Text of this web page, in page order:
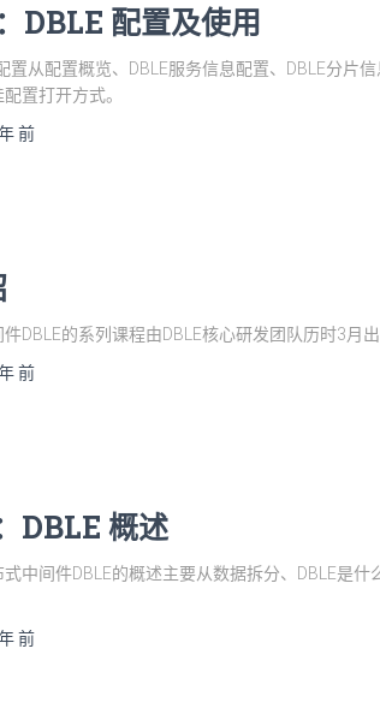
DBLE 配置及使用
置从配置概览、DBLE服务信息配置、DBLE分片
置打开方式。
前
DBLE的系列课程由DBLE核心研发团队历时3月
前
DBLE 概述
中间件DBLE的概述主要从数据拆分、DBLE是
前